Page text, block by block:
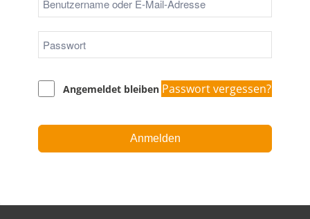
Angemeldet bleiben Passwort vergessen?
Anmelden